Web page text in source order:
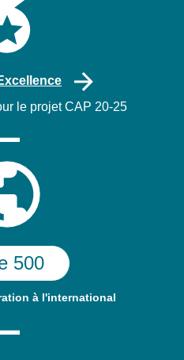
le projet CAP 20-25
500
à l'international